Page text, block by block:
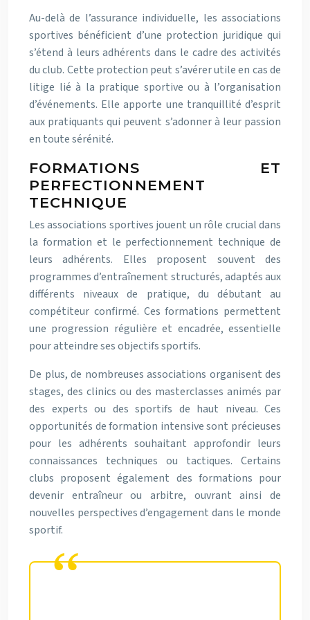
Au-delà de l’assurance individuelle, les associations
sportives bénéficient d’une protection juridique qui
s’étend à leurs adhérents dans le cadre des activités
du club. Cette protection peut s’avérer utile en cas de
litige lié à la pratique sportive ou à l’organisation
d’événements. Elle apporte une tranquillité d’esprit
aux pratiquants qui peuvent s’adonner à leur passion
en toute sérénité.
FORMATIONS ET
PERFECTIONNEMENT
TECHNIQUE
Les associations sportives jouent un rôle crucial dans
la formation et le perfectionnement technique de
leurs adhérents. Elles proposent souvent des
programmes d’entraînement structurés, adaptés aux
différents niveaux de pratique, du débutant au
compétiteur confirmé. Ces formations permettent
une progression régulière et encadrée, essentielle
pour atteindre ses objectifs sportifs.
De plus, de nombreuses associations organisent des
stages, des clinics ou des masterclasses animés par
des experts ou des sportifs de haut niveau. Ces
opportunités de formation intensive sont précieuses
pour les adhérents souhaitant approfondir leurs
connaissances techniques ou tactiques. Certains
clubs proposent également des formations pour
devenir entraîneur ou arbitre, ouvrant ainsi de
nouvelles perspectives d’engagement dans le monde
sportif.